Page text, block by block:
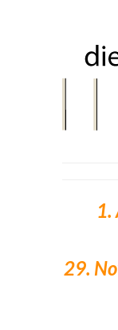
1.
29.